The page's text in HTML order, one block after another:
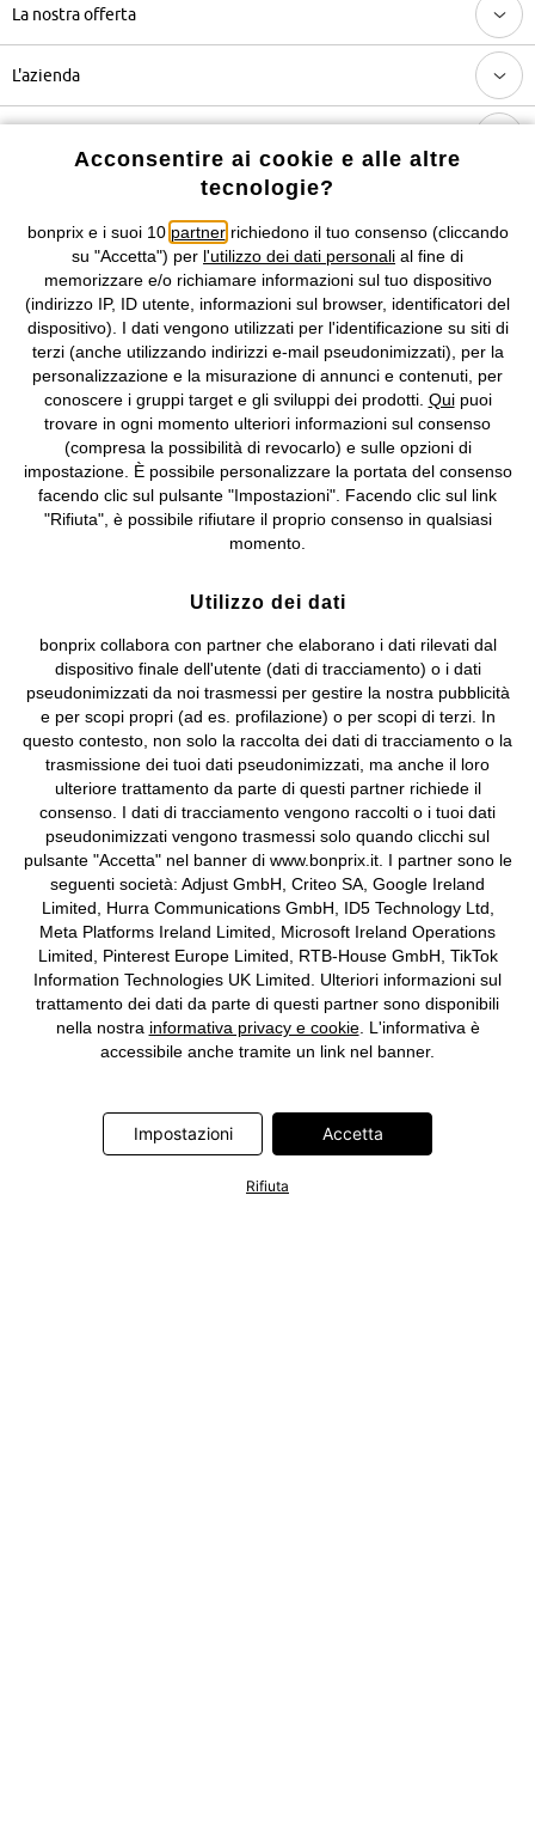
La nostra offerta
L'azienda
Seguici anche su
I prezzi sono IVA inclusa. Non includonole spese di spedizione e i
costi di servizio.
Condizioni di vendita Accessibilità
Informativa privacy e cookie Gestione dei cookie
Informazioni legali Diritto di recesso
2026 bonprix.Tutti i diritti riservati.
Valdengo (BI) C.F. 01510910027 - P.I. 01939830020, Reg. Imprese di
IT09060P00000858, N. Reg. AEE: IT08020000002105 Capitale
Sociale: euro 1.000.000 i.v, Società soggetta all'attività di direzione
e coordinamento di bonprix Beteiligungs -Verwaltungsgesellschaft
mbH.
Acconsentire ai cookie e alle altre
tecnologie?
bonprix e i suoi 10 partnerrichiedono il tuo consenso (cliccando
su "Accetta") per l'utilizzo dei dati personali al fine di
memorizzare e/o richiamare informazioni sul tuo dispositivo
(indirizzo IP, ID utente, informazioni sul browser, identificatori del
dispositivo). I dati vengono utilizzati per l'identificazione su siti di
terzi (anche utilizzando indirizzi e-mail pseudonimizzati), per la
personalizzazione e la misurazione di annunci e contenuti, per
conoscere i gruppi target e gli sviluppi dei prodotti. Quipuoi
trovare in ogni momento ulteriori informazioni sul consenso
(compresa la possibilità di revocarlo) e sulle opzioni di
impostazione. È possibile personalizzare la portata del consenso
facendo clic sul pulsante "Impostazioni". Facendo clic sul link
"Rifiuta", è possibile rifiutare il proprio consenso in qualsiasi
momento.
Utilizzo dei dati
bonprix collabora con partner che elaborano i dati rilevati dal
dispositivo finale dell'utente (dati di tracciamento) o i dati
pseudonimizzati da noi trasmessi per gestire la nostra pubblicità
e per scopi propri (ad es. profilazione) o per scopi di terzi. In
questo contesto, non solo la raccolta dei dati di tracciamento o la
trasmissione dei tuoi dati pseudonimizzati, ma anche il loro
ulteriore trattamento da parte di questi partner richiede il
consenso. I dati di tracciamento vengono raccolti o i tuoi dati
pseudonimizzati vengono trasmessi solo quando clicchi sul
pulsante "Accetta" nel banner di www.bonprix.it. I partner sono le
seguenti società: Adjust GmbH, Criteo SA, Google Ireland
Limited, Hurra Communications GmbH, ID5 Technology Ltd,
Meta Platforms Ireland Limited, Microsoft Ireland Operations
Limited, Pinterest Europe Limited, RTB-House GmbH, TikTok
Information Technologies UK Limited. Ulteriori informazioni sul
trattamento dei dati da parte di questi partner sono disponibili
nella nostra informativa privacy e cookie. L'informativa è
accessibile anche tramite un link nel banner.
Impostazioni Accetta
Rifiuta